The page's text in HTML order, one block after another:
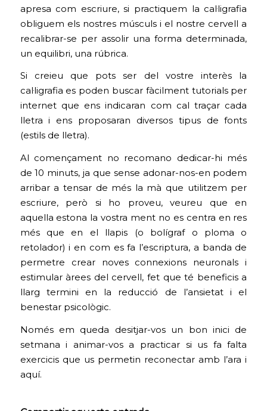
apresa com escriure, si practiquem la cal·ligrafia
obliguem els nostres músculs i el nostre cervell a
recalibrar-se per assolir una forma determinada,
un equilibri, una rúbrica.
Si creieu que pots ser del vostre interès la
cal·ligrafia es poden buscar fàcilment tutorials per
internet que ens indicaran com cal traçar cada
lletra i ens proposaran diversos tipus de fonts
(estils de lletra).
Al començament no recomano dedicar-hi més
de 10 minuts, ja que sense adonar-nos-en podem
arribar a tensar de més la mà que utilitzem per
escriure, però si ho proveu, veureu que en
aquella estona la vostra ment no es centra en res
més que en el llapis (o bolígraf o ploma o
retolador) i en com es fa l’escriptura, a banda de
permetre crear noves connexions neuronals i
estimular àrees del cervell, fet que té beneficis a
llarg termini en la reducció de l’ansietat i el
benestar psicològic.
Només em queda desitjar-vos un bon inici de
setmana i animar-vos a practicar si us fa falta
exercicis que us permetin reconectar amb l’ara i
aquí.